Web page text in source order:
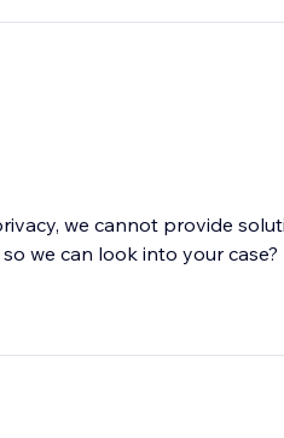
we cannot provide